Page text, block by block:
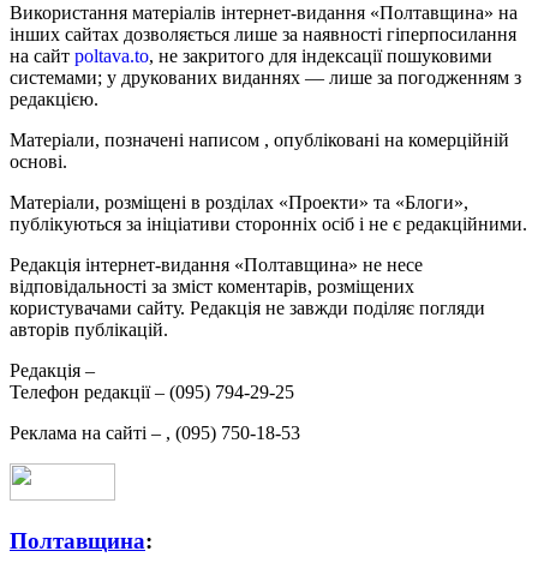
Використання матеріалів інтернет-видання «Полтавщина» на
інших сайтах дозволяється лише за наявності гіперпосилання
на сайт poltava.to, не закритого для індексації пошуковими
системами; у друкованих виданнях — лише за погодженням з
редакцією.
Матеріали, позначені написом , опубліковані на комерційній
основі.
Матеріали, розміщені в розділах «Проекти» та «Блоги»,
публікуються за ініціативи сторонніх осіб і не є редакційними.
Редакція інтернет-видання «Полтавщина» не несе
відповідальності за зміст коментарів, розміщених
користувачами сайту. Редакція не завжди поділяє погляди
авторів публікацій.
Редакція –
Телефон редакції – (095) 794-29-25
Реклама на сайті – , (095) 750-18-53
Полтавщина: